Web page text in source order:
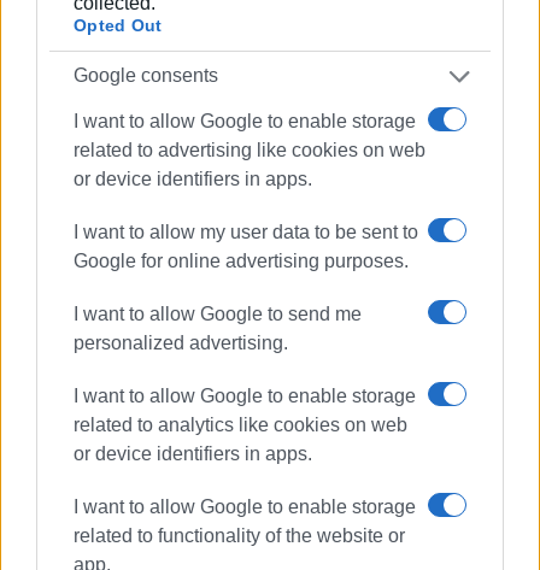
Opted Out
Google consents
I want to allow Google to enable storage
related to advertising like cookies on web
or device identifiers in apps.
I want to allow my user data to be sent to
Google for online advertising purposes.
I want to allow Google to send me
personalized advertising.
I want to allow Google to enable storage
related to analytics like cookies on web
or device identifiers in apps.
I want to allow Google to enable storage
related to functionality of the website or
app.
«Κερκυραϊκά Σπορ» και από το 2000 και για 15
χρόνια στο «ΦΩΣ των ΣΠΟΡ». Από το 2015
εργάζεται στην «ΕΝΗΜΕΡΩΣΗ», ενώ
Channel (στα πρώτα χρόνια λειτουργίας του) και
Start TV, συνολικά 15 χρόνια.
Ακολουθήστε το enimerosi στοFacebook
Συνδρομητές στο e-paper